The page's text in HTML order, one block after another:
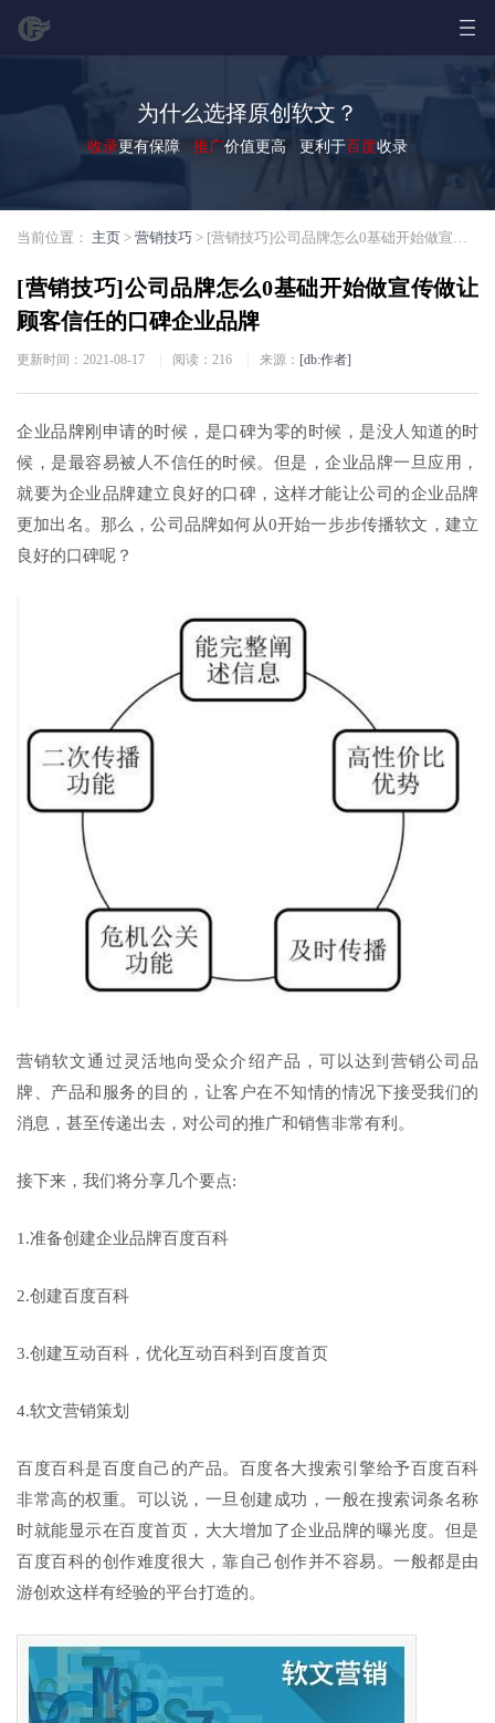
为什么选择原创软文？
收录更有保障 推广价值更高 更利于百度收录
当前位置： 主页 > 营销技巧 > [营销技巧]公司品牌怎么0基础开始做宣传做让顾客信任的口碑企业品牌
[营销技巧]公司品牌怎么0基础开始做宣传做让
顾客信任的口碑企业品牌
更新时间：2021-08-17 阅读： 216 来源： [db:作者]
企业品牌刚申请的时候，是口碑为零的时候，是没人知道的时
候，是最容易被人不信任的时候。但是，企业品牌一旦应用，
就要为企业品牌建立良好的口碑，这样才能让公司的企业品牌
更加出名。那么，公司品牌如何从0开始一步步传播软文，建立
良好的口碑呢？
营销软文通过灵活地向受众介绍产品，可以达到营销公司品
牌、产品和服务的目的，让客户在不知情的情况下接受我们的
消息，甚至传递出去，对公司的推广和销售非常有利。
接下来，我们将分享几个要点:
1.准备创建企业品牌百度百科
2.创建百度百科
3.创建互动百科，优化互动百科到百度首页
4.软文营销策划
百度百科是百度自己的产品。百度各大搜索引擎给予百度百科
非常高的权重。可以说，一旦创建成功，一般在搜索词条名称
时就能显示在百度首页，大大增加了企业品牌的曝光度。但是
百度百科的创作难度很大，靠自己创作并不容易。一般都是由
游创欢这样有经验的平台打造的。